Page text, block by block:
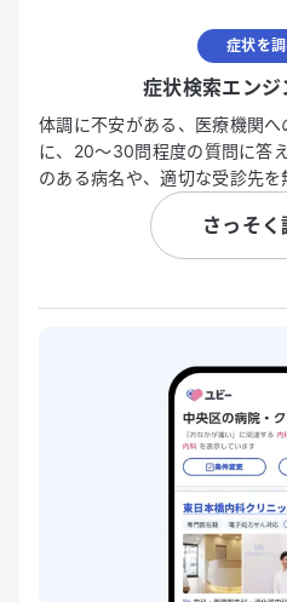
症状を
症状検索エンジ
体調に不安がある、医療機関
に、20〜30問程度の質問に答
のある病名や、適切な受診先を
さっそく